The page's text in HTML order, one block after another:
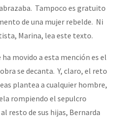
Tampoco es gratuito
de una mujer rebelde. Ni
Marina, lea este texto.
movido a esta mención es el
se decanta. Y, claro, el reto
plantea a cualquier hombre,
rompiendo el sepulcro
resto de sus hijas, Bernarda